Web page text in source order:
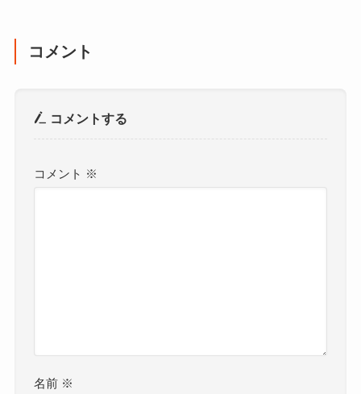
コメント
コメントする
コメント ※
名前 ※